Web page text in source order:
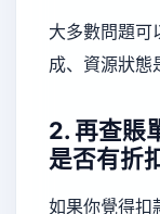
大多數問題可
成、資源狀態
2. 再查賬
是否有折
如果你覺得扣